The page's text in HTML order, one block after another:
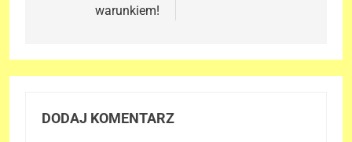
warunkiem!
DODAJ KOMENTARZ